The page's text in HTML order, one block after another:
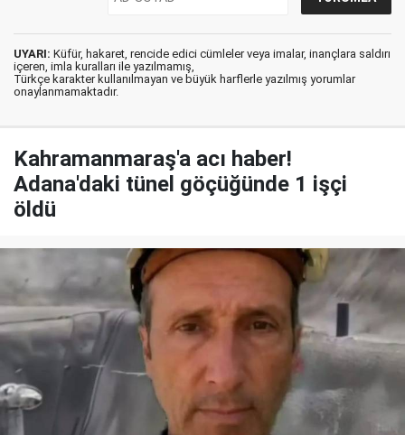
UYARI: Küfür, hakaret, rencide edici cümleler veya imalar, inançlara saldırı
içeren, imla kuralları ile yazılmamış,
Türkçe karakter kullanılmayan ve büyük harflerle yazılmış yorumlar
onaylanmamaktadır.
Kahramanmaraş'a acı haber!
Adana'daki tünel göçüğünde 1 işçi
öldü